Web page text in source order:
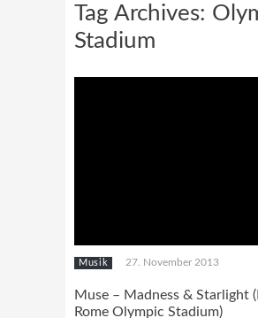
Tag Archives:
Stadium
Musik 27. November 2013
Muse – Madness & Starlight
Rome Olympic Stadium)